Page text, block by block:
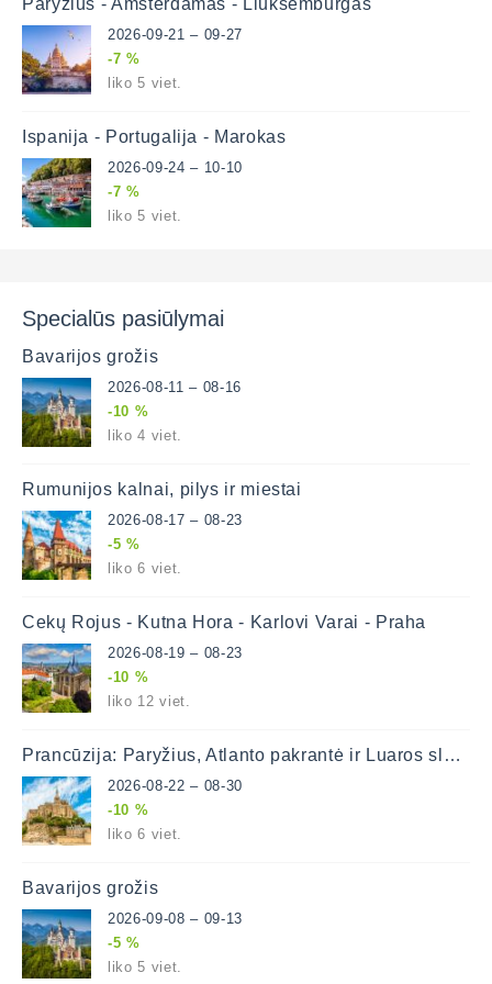
2026-09-21 – 09-27
-7 %
liko 5 viet.
Ispanija - Portugalija - Marokas
2026-09-24 – 10-10
-7 %
liko 5 viet.
Specialūs pasiūlymai
Bavarijos grožis
2026-08-11 – 08-16
-10 %
liko 4 viet.
Rumunijos kalnai, pilys ir miestai
2026-08-17 – 08-23
-5 %
liko 6 viet.
Čekų Rojus - Kutna Hora - Karlovi Varai - Praha
2026-08-19 – 08-23
-10 %
liko 12 viet.
Prancūzija: Paryžius, Atlanto pakrantė ir Luaros slėnis
2026-08-22 – 08-30
-10 %
liko 6 viet.
Bavarijos grožis
2026-09-08 – 09-13
-5 %
liko 5 viet.